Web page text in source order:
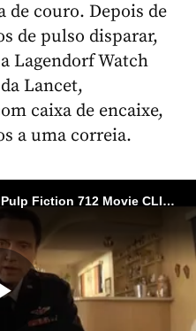
de couro. Depois de
de pulso disparar,
Lagendorf Watch
Lancet,
caixa de encaixe,
a uma correia.
y2mate.com - The Gold Watch Pulp Fiction 712 Movie CLIP 1994 HD_720p.mp4